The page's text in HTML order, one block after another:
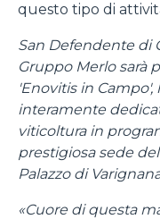
questo tipo di
San Defendente di
Gruppo Merlo sarà
'Enovitis in Campo',
interamente
viticoltura in
prestigiosa sede
Palazzo di
«Cuore di questa